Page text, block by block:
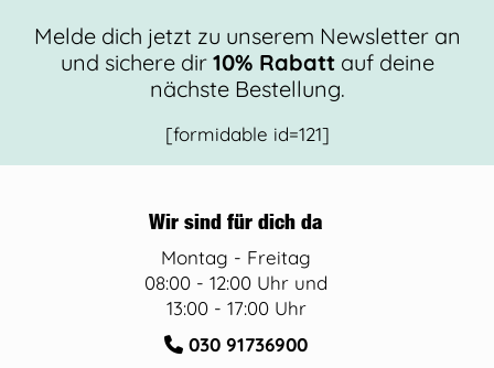
Melde dich jetzt zu unserem Newsletter an
und sichere dir 10% Rabattauf deine
nächste Bestellung.
[formidable id=121]
Wir sind für dich da
Montag - Freitag
08:00 - 12:00 Uhr und
13:00 - 17:00 Uhr
030 91736900